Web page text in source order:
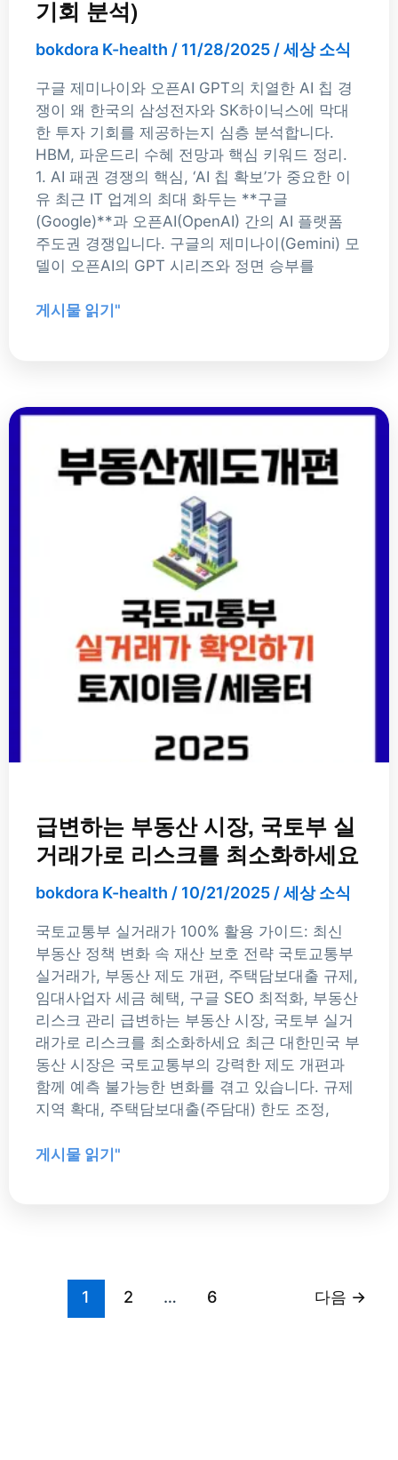
기회 분석)
bokdora K-health / 11/28/2025 /세상 소식
구글 제미나이와 오픈AI GPT의 치열한 AI 칩 경
쟁이 왜 한국의 삼성전자와 SK하이닉스에 막대
한 투자 기회를 제공하는지 심층 분석합니다.
HBM, 파운드리 수혜 전망과 핵심 키워드 정리.
1. AI 패권 경쟁의 핵심, ‘AI 칩 확보’가 중요한 이
유 최근 IT 업계의 최대 화두는 **구글
(Google)**과 오픈AI(OpenAI) 간의 AI 플랫폼
주도권 경쟁입니다. 구글의 제미나이(Gemini) 모
델이 오픈AI의 GPT 시리즈와 정면 승부를
체?
자
회
분
석)
게시물 읽기"
급변하는 부동산 시장, 국토부 실
거래가로 리스크를 최소화하세요
bokdora K-health / 10/21/2025 /세상 소식
국토교통부 실거래가 100% 활용 가이드: 최신
부동산 정책 변화 속 재산 보호 전략 국토교통부
실거래가, 부동산 제도 개편, 주택담보대출 규제,
임대사업자 세금 혜택, 구글 SEO 최적화, 부동산
리스크 관리 급변하는 부동산 시장, 국토부 실거
래가로 리스크를 최소화하세요 최근 대한민국 부
동산 시장은 국토교통부의 강력한 제도 개편과
함께 예측 불가능한 변화를 겪고 있습니다. 규제
지역 확대, 주택담보대출(주담대) 한도 조정,
급
스
크
를
최
소
화
하
세
요
게시물 읽기"
1 2 … 6 다음 →